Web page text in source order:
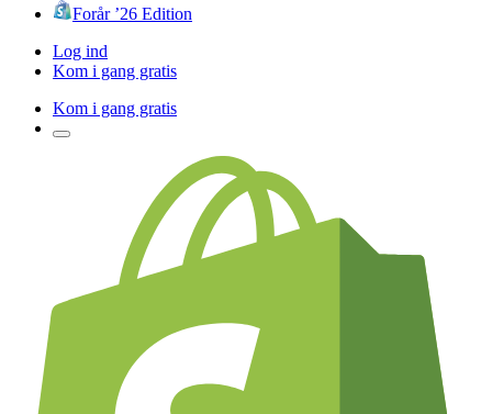
Forår ’26 Edition
Log ind
Kom i gang gratis
Kom i gang gratis